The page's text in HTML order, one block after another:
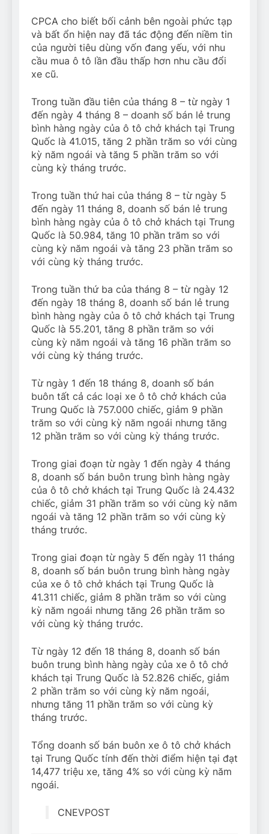
CPCA cho biết bối cảnh bên ngoài phức tạp
và bất ổn hiện nay đã tác động đến niềm tin
của người tiêu dùng vốn đang yếu, với nhu
cầu mua ô tô lần đầu thấp hơn nhu cầu đổi
xe cũ.
Trong tuần đầu tiên của tháng 8 – từ ngày 1
đến ngày 4 tháng 8 – doanh số bán lẻ trung
bình hàng ngày của ô tô chở khách tại Trung
Quốc là 41.015, tăng 2 phần trăm so với cùng
kỳ năm ngoái và tăng 5 phần trăm so với
cùng kỳ tháng trước.
Trong tuần thứ hai của tháng 8 – từ ngày 5
đến ngày 11 tháng 8, doanh số bán lẻ trung
bình hàng ngày của ô tô chở khách tại Trung
Quốc là 50.984, tăng 10 phần trăm so với
cùng kỳ năm ngoái và tăng 23 phần trăm so
với cùng kỳ tháng trước.
Trong tuần thứ ba của tháng 8 – từ ngày 12
đến ngày 18 tháng 8, doanh số bán lẻ trung
bình hàng ngày của ô tô chở khách tại Trung
Quốc là 55.201, tăng 8 phần trăm so với
cùng kỳ năm ngoái và tăng 16 phần trăm so
với cùng kỳ tháng trước.
Từ ngày 1 đến 18 tháng 8, doanh số bán
buôn tất cả các loại xe ô tô chở khách của
Trung Quốc là 757.000 chiếc, giảm 9 phần
trăm so với cùng kỳ năm ngoái nhưng tăng
12 phần trăm so với cùng kỳ tháng trước.
Trong giai đoạn từ ngày 1 đến ngày 4 tháng
8, doanh số bán buôn trung bình hàng ngày
của ô tô chở khách tại Trung Quốc là 24.432
chiếc, giảm 31 phần trăm so với cùng kỳ năm
ngoái và tăng 12 phần trăm so với cùng kỳ
tháng trước.
Trong giai đoạn từ ngày 5 đến ngày 11 tháng
8, doanh số bán buôn trung bình hàng ngày
của xe ô tô chở khách tại Trung Quốc là
41.311 chiếc, giảm 8 phần trăm so với cùng
kỳ năm ngoái nhưng tăng 26 phần trăm so
với cùng kỳ tháng trước.
Từ ngày 12 đến 18 tháng 8, doanh số bán
buôn trung bình hàng ngày của xe ô tô chở
khách tại Trung Quốc là 52.826 chiếc, giảm
2 phần trăm so với cùng kỳ năm ngoái,
nhưng tăng 11 phần trăm so với cùng kỳ
tháng trước.
Tổng doanh số bán buôn xe ô tô chở khách
tại Trung Quốc tính đến thời điểm hiện tại đạt
14,477 triệu xe, tăng 4% so với cùng kỳ năm
ngoái.
CNEVPOST